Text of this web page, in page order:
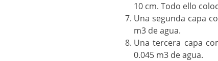
10 cm. Todo ello
Una segunda capa
m3 de agua.
Una tercera capa
0.045 m3 de agua.